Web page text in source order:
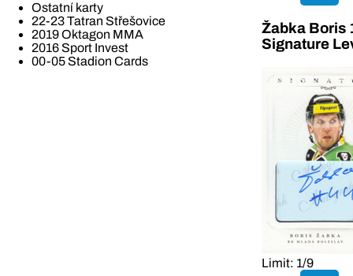
Ostatní karty
22-23 Tatran Střešovice
2019 Oktagon MMA
2016 Sport Invest
00-05 Stadion Cards
Žabka Boris
Signature
Limit: 1/9